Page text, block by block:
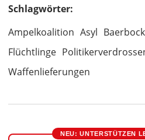
Schlagwörter:
Ampelkoalition Asyl
Flüchtlinge
Waffenlieferungen
NEU: UNTERSTÜTZEN